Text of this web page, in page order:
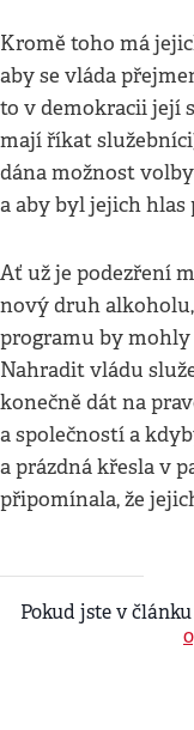
Kromě toho má
aby se vláda
to v demokracii její
mají říkat
dána možnost
a aby byl jejich hlas
Ať už je podezření
nový druh
programu by
Nahradit vládu
konečně dát na
a společností a
a prázdná křesla v
připomínala, že
Pokud jste v